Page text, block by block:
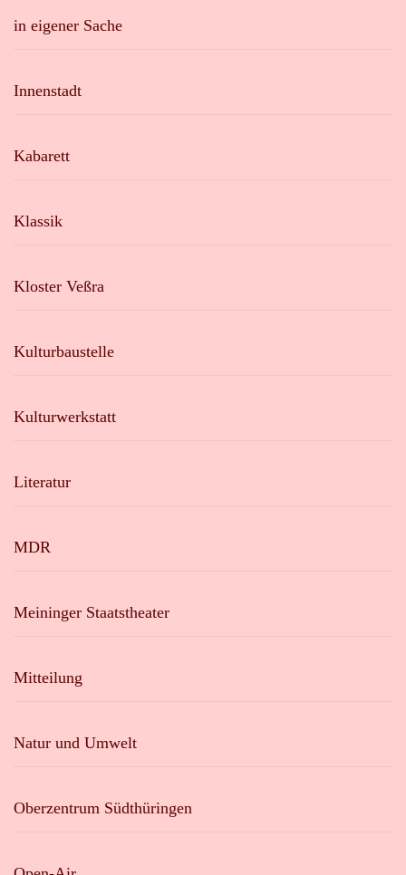
in eigener Sache
Innenstadt
Kabarett
Klassik
Kloster Veßra
Kulturbaustelle
Kulturwerkstatt
Literatur
MDR
Meininger Staatstheater
Mitteilung
Natur und Umwelt
Oberzentrum Südthüringen